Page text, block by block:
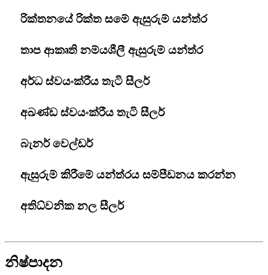
රික්තනයේ රික්ත සමේ ඇසුරුම් යන්ත්ර
තාප ආකෘති නම්යශීලී ඇසුරුම් යන්ත්ර
අර්ධ ස්වයංක්රීය තැටි සීලර්
අඛණ්ඩ ස්වයංක්රීය තැටි සීලර්
බැනර් වෙල්ඩර්
ඇසුරුම් කිරීමේ යන්ත්රය සම්පීඩනය කරන්න
අතිධ්වනික නල සීලර්
නිෂ්පාදන